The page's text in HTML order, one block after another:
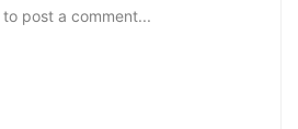
post a comment...